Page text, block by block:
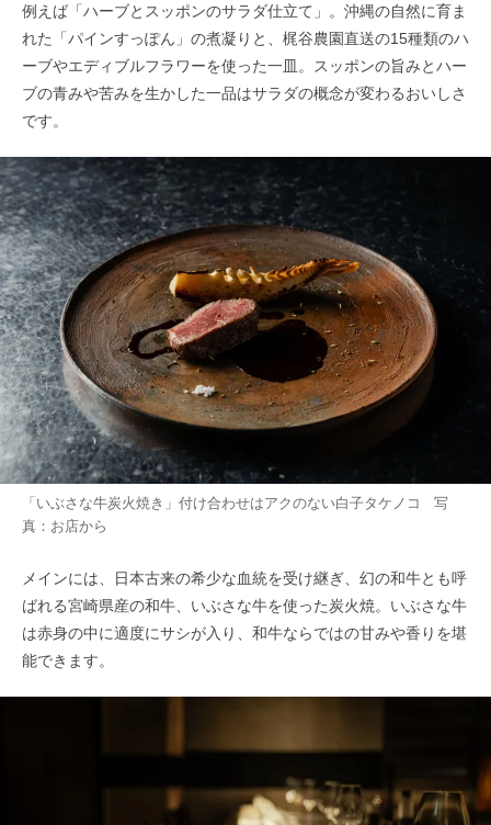
例えば「ハーブとスッポンのサラダ仕立て」。沖縄の自然に育ま
れた「パインすっぽん」の煮凝りと、梶谷農園直送の15種類のハ
ーブやエディブルフラワーを使った一皿。スッポンの旨みとハー
ブの青みや苦みを生かした一品はサラダの概念が変わるおいしさ
です。
「いぶさな牛炭火焼き」付け合わせはアクのない白子タケノコ 写
真：お店から
メインには、日本古来の希少な血統を受け継ぎ、幻の和牛とも呼
ばれる宮崎県産の和牛、いぶさな牛を使った炭火焼。いぶさな牛
は赤身の中に適度にサシが入り、和牛ならではの甘みや香りを堪
能できます。